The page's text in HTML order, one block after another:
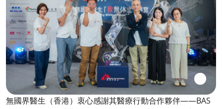
無國界醫生（香港）衷心感謝其醫療行動合作夥伴——BAS